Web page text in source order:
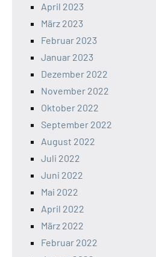
April 2023
März 2023
Februar 2023
Januar 2023
Dezember 2022
November 2022
Oktober 2022
September 2022
August 2022
Juli 2022
Juni 2022
Mai 2022
April 2022
März 2022
Februar 2022